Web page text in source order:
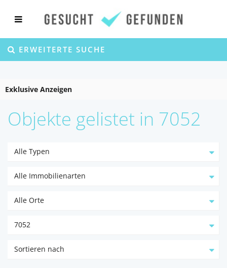
ERWEITERTE SUCHE
Exklusive Anzeigen
Objekte gelistet in 7052
Alle Typen
Alle Immobilienarten
Alle Orte
7052
Sortieren nach